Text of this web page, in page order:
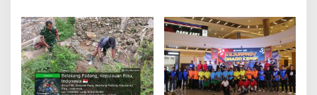
Nobar Piala Dunia 2026
Bersama Masyarakat
Dicabut dari Sejumlah THM
di Batam